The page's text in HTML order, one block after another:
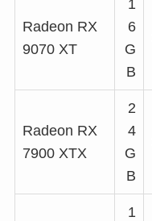
Radeon RX
9070 XT
1
6
G
B
Radeon RX
7900 XTX
2
4
G
B
1